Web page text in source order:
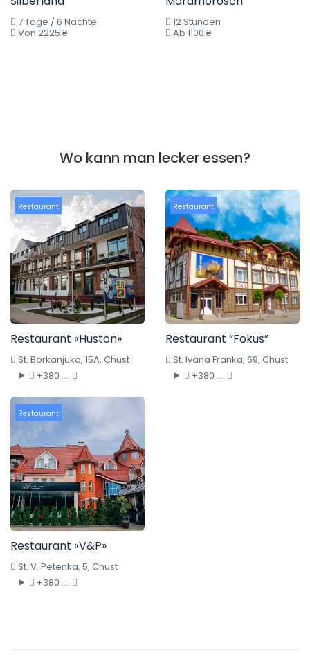
7 Tage / 6 Nächte
Von 2225 ₴
12 Stunden
Ab 1100 ₴
Wo kann man lecker essen?
Restaurant
Restaurant «Huston»
St. Borkanjuka, 15A, Chust
+380 ....
Restaurant
Restaurant “Fokus”
St. Ivana Franka, 69, Chust
+380 ....
Restaurant
Restaurant «V&P»
St. V. Petenka, 5, Chust
+380 ....